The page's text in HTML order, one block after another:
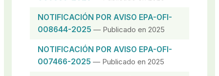
NOTIFICACIÓN POR AVISO EPA-OFI-
008644-2025 — Publicado en 2025
NOTIFICACIÓN POR AVISO EPA-OFI-
007466-2025 — Publicado en 2025